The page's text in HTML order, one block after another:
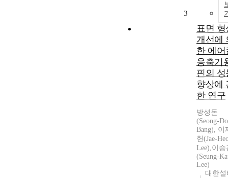
3
표면 형
개선에
한 에어
응축기
핀의 성
향상에
한 연구
방성돈
(Seong-
Bang), 이
헌(Jae-
Lee),이승
(Seung-
Lee)
대한설